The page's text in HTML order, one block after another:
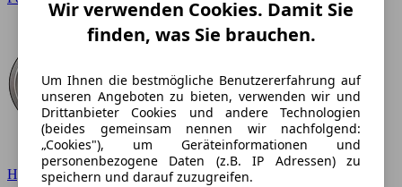
Hyundai
Wir verwenden Cookies. Damit Sie
finden, was Sie brauchen.
Um Ihnen die bestmögliche Benutzererfahrung auf
unseren Angeboten zu bieten, verwenden wir und
Drittanbieter Cookies und andere Technologien
(beides gemeinsam nennen wir nachfolgend:
„Cookies"), um Geräteinformationen und
personenbezogene Daten (z.B. IP Adressen) zu
speichern und darauf zuzugreifen.